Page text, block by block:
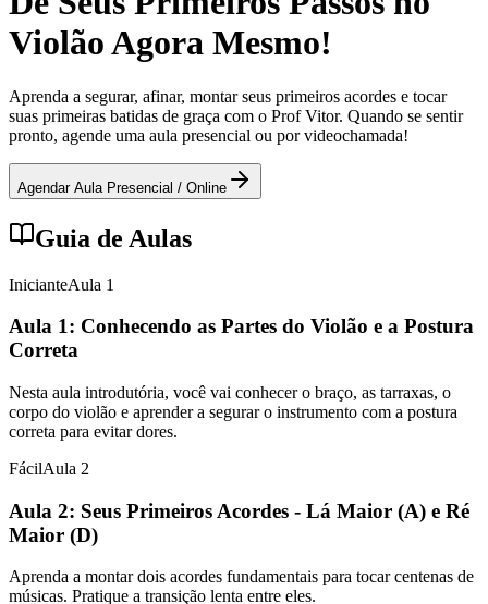
Violão Agora Mesmo!
Aprenda a segurar, afinar, montar seus primeiros acordes e tocar
suas primeiras batidas de graça com o Prof Vitor. Quando se sentir
pronto, agende uma aula presencial ou por videochamada!
Agendar Aula Presencial / Online
Guia de Aulas
InicianteAula 1
Aula 1: Conhecendo as Partes do Violão e a Postura
Correta
Nesta aula introdutória, você vai conhecer o braço, as tarraxas, o
corpo do violão e aprender a segurar o instrumento com a postura
correta para evitar dores.
FácilAula 2
Aula 2: Seus Primeiros Acordes - Lá Maior (A) e Ré
Maior (D)
Aprenda a montar dois acordes fundamentais para tocar centenas de
músicas. Pratique a transição lenta entre eles.